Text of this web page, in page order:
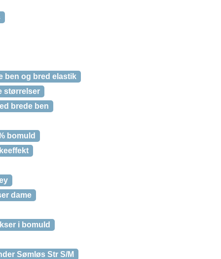
ben og bred elastik
størrelser
brede ben
bomuld
dame
i bomuld
Sømløs Str S/M